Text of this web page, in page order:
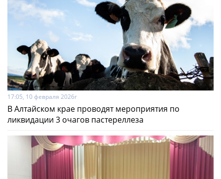
17:05, 10 февраля 2026г
В Алтайском крае проводят мероприятия по
ликвидации 3 очагов пастереллеза